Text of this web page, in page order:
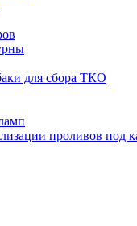
для сбора ТКО
проливов под